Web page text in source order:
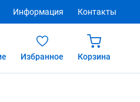
Информация Контакты
Избранное Корзина